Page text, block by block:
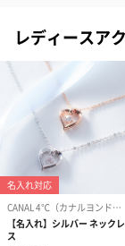
レディースア